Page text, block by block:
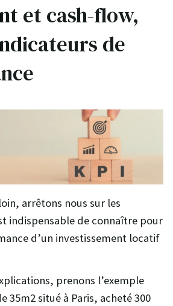
et cash-flow,
de
arrêtons nous sur les
indispensable de connaître pour
d’un investissement locatif
prenons l’exemple
35m2 situé à Paris, acheté 300